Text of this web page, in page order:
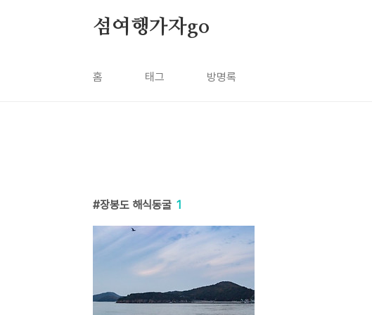
섬여행가자go
홈 태그 방명록
장봉도 해식동굴 1